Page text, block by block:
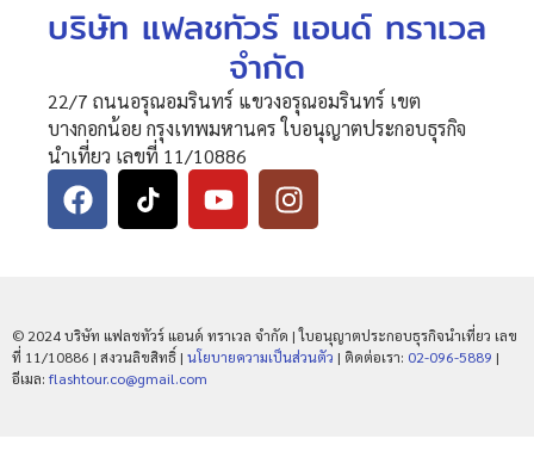
บริษัท แฟลชทัวร์ แอนด์ ทราเวล
จำกัด
22/7 ถนนอรุณอมรินทร์ แขวงอรุณอมรินทร์ เขต
บางกอกน้อย กรุงเทพมหานคร ใบอนุญาตประกอบธุรกิจ
นำเที่ยว เลขที่ 11/10886
© 2024 บริษัท แฟลชทัวร์ แอนด์ ทราเวล จำกัด | ใบอนุญาตประกอบธุรกิจนำเที่ยว เลข
ที่ 11/10886 | สงวนลิขสิทธิ์ | นโยบายความเป็นส่วนตัว | ติดต่อเรา: 02-096-5889 |
อีเมล: flashtour.co@gmail.com